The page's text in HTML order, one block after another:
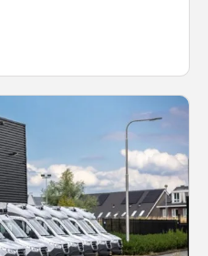
precies dat in
gemak in gebruik, en